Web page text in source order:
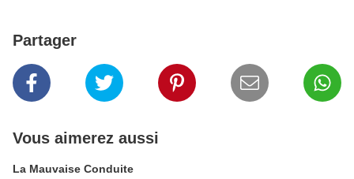
Partager
Vous aimerez aussi
La Mauvaise Conduite